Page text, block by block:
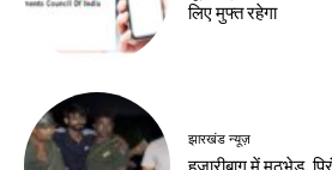
मप्र में आज तीन जिलों में
भारी बारिश का अलर्ट
August 8, 2026